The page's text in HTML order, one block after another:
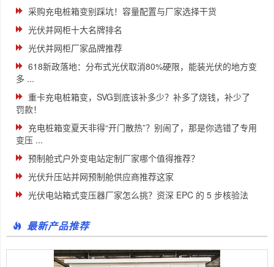
采购充电桩箱变别踩坑！容量配置与厂家选择干货
光伏并网柜十大名牌排名
光伏并网柜厂家品牌推荐
618新政落地：分布式光伏取消80%硬限，能装光伏的地方变
多 ...
重卡充电桩箱变，SVG到底该补多少？补多了烧钱，补少了
罚款！
充电桩箱变夏天非得“开门散热”？别闹了，那是你选错了专用
变压 ...
预制舱式户外变电站定制厂家哪个值得推荐？
光伏升压站并网预制舱供应商推荐这家
光伏电站箱式变压器厂家怎么挑？资深 EPC 的 5 步核验法
最新产品推荐